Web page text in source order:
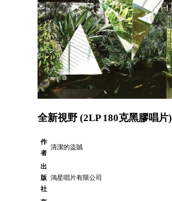
全新視野 (2LP 180克黑膠唱片)
作
者
清潔的盜賊
出
版
社
鴻星唱片有限公司